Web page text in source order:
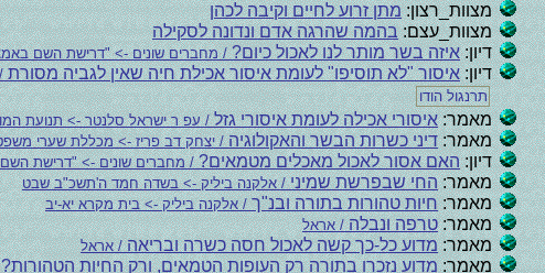
מצוות_רצון:מתן זרוע לחיים וקיבה לכהן
מצוות_עצם:בהמה שהרגה אדם ונדונה לסקילה
דיון:איזה בשר מותר לנו לאכול כיום?/ מחברים שונים -> "דרישת השם
דיון:איסור "לא תוסיפו" לעומת איסור אכילת חיה שאין לגביה מסורת/
תרנגול הודו
מאמר:איסורי אכילה לעומת איסורי גזל/ עפ ר ישראל סלנטר -> תנועת
מאמר:דיני כשרות הבשר והאקולוגיה/ יצחק דב פריז -> מכללת שערי
דיון:האם אסור לאכול מאכלים מטמאים?/ מחברים שונים -> "דרישת
מאמר:החי שבפרשת שמיני/ אלקנה ביליק -> בשדה חמד ה'תשכ"ב שבט
מאמר:חיות טהורות בתורה ובנ"ך/ אלקנה ביליק -> בית מקרא יא-יב
מאמר:טרפה ונבלה/ אראל
מאמר:מדוע כל-כך קשה לאכול חסה כשרה ובריאה/ אראל
מאמר:מדוע נזכרו בתורה רק העופות הטמאים, ורק החיות הטהורות?